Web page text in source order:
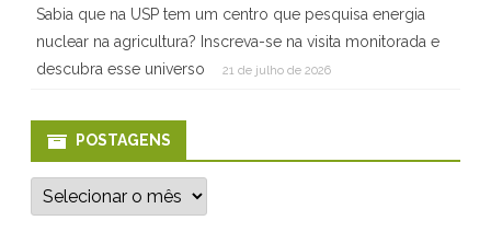
Sabia que na USP tem um centro que pesquisa energia
nuclear na agricultura? Inscreva-se na visita monitorada e
descubra esse universo
21 de julho de 2026
POSTAGENS
P
s